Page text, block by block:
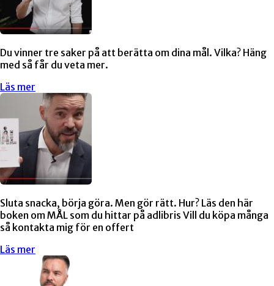
Du vinner tre saker på att berätta om dina mål. Vilka? Häng
med så får du veta mer.
Läs mer
Sluta snacka, börja göra. Men gör rätt. Hur? Läs den här
boken om MÅL som du hittar på adlibris Vill du köpa många
så kontakta mig för en offert
Läs mer